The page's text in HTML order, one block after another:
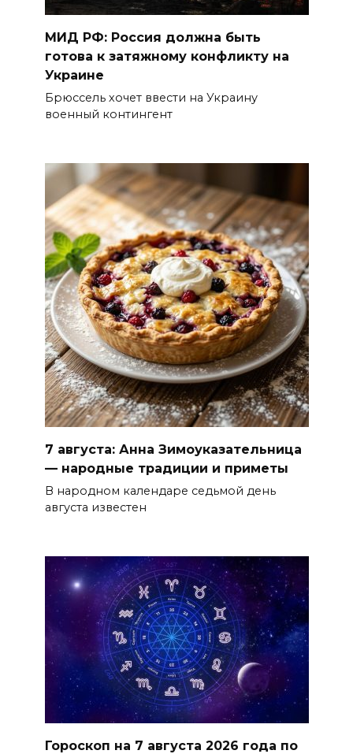
МИД РФ: Россия должна быть
готова к затяжному конфликту на
Украине
Брюссель хочет ввести на Украину
военный контингент
7 августа: Анна Зимоуказательница
— народные традиции и приметы
В народном календаре седьмой день
августа известен
Гороскоп на 7 августа 2026 года по